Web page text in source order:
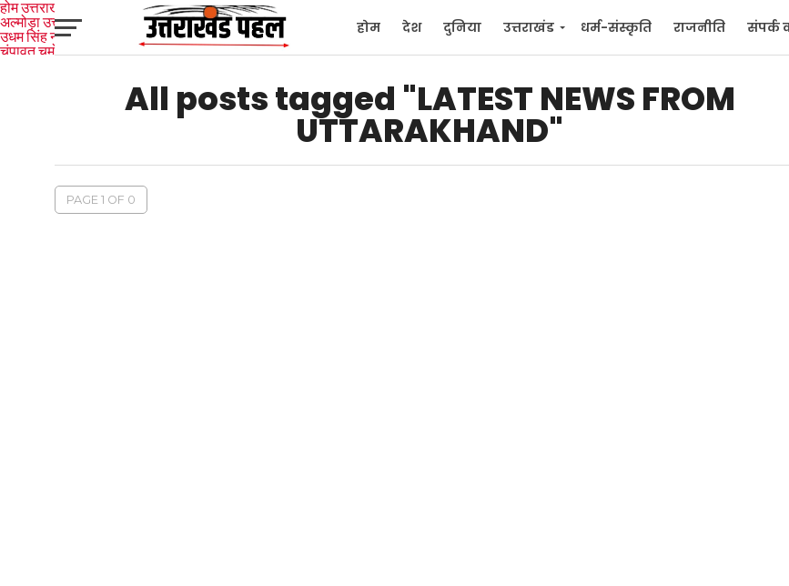
होम देश दुनिया उत्तराखंड धर्म-संस्कृति राजनीति संपर्क
होमउत्तराखंड
अल्मोड़ाउत्तरकाशी
उधम सिंह नगर
चंपावतचमोलीटिहरी
All posts tagged "LATEST NEWS FROM
UTTARAKHAND"
PAGE 1 OF 0